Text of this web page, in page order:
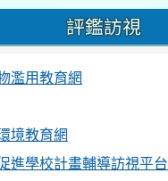
評鑑訪視
濫用教育網
境教育網
進學校計畫輔導訪視平台